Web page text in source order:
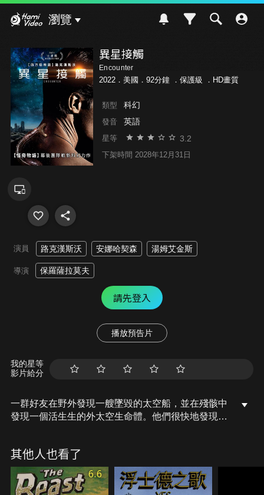
瀏覽
異星接觸
Encounter
2022．美國．92分鐘 ． 保護級 ．HD畫質
類型 科幻
發音 英語
星等 3.2
下架時間 2028年12月31日
演員 路克漢斯沃 安娜哈契森 湯姆艾金斯
導演 保羅薩拉莫夫
請先登入
播放預告片
我的星等
影片給分
一群好友在野外發現一艘墜毀的太空船，並在殘骸中
發現一個活生生的外太空生命體。他們很快地發現，
其他人也看了
6.6